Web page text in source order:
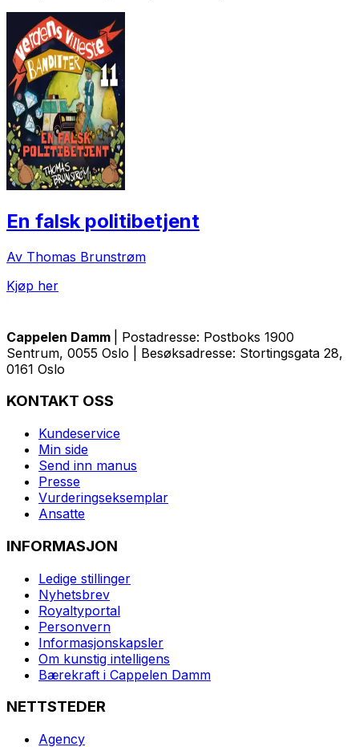
En falsk politibetjent
Av Thomas Brunstrøm
Kjøp her
Cappelen Damm
| Postadresse: Postboks 1900
Sentrum, 0055 Oslo | Besøksadresse: Stortingsgata 28,
0161 Oslo
KONTAKT OSS
Kundeservice
Min side
Send inn manus
Presse
Vurderingseksemplar
Ansatte
INFORMASJON
Ledige stillinger
Nyhetsbrev
Royaltyportal
Personvern
Informasjonskapsler
Om kunstig intelligens
Bærekraft i Cappelen Damm
NETTSTEDER
Agency